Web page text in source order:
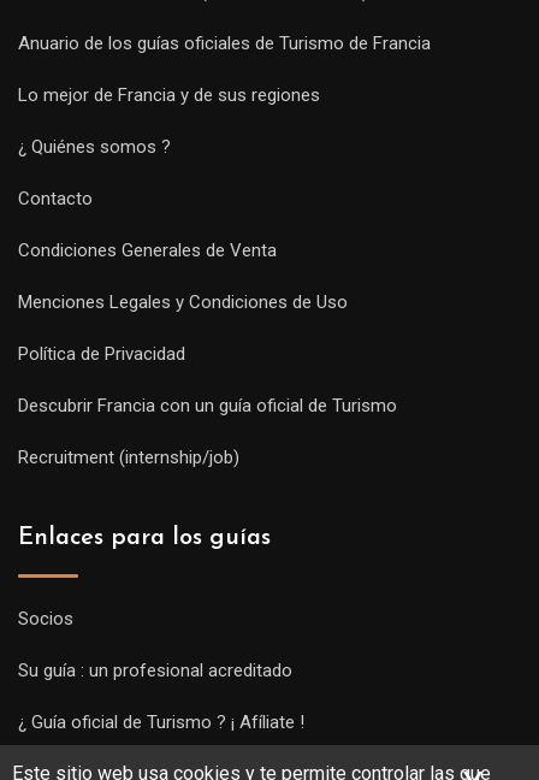
Este sitio web usa cookies y te permite controlar las que
Anuario de los guías oficiales de Turismo de Francia
Lo mejor de Francia y de sus regiones
¿ Quiénes somos ?
Contacto
Condiciones Generales de Venta
Menciones Legales y Condiciones de Uso
Política de Privacidad
Descubrir Francia con un guía oficial de Turismo
Recruitment (internship/job)
Enlaces para los guías
Socios
Su guía : un profesional acreditado
¿ Guía oficial de Turismo ? ¡ Afíliate !
Subir una visita y empezar a trabajar !